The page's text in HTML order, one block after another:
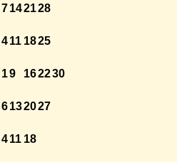
7142128
411 1825
19 162230
6132027
411 18